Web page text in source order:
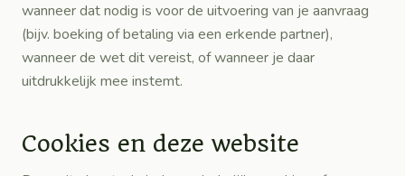
wanneer dat nodig is voor de uitvoering van je aanvraag
(bijv. boeking of betaling via een erkende partner),
wanneer de wet dit vereist, of wanneer je daar
uitdrukkelijk mee instemt.
Cookies en deze website